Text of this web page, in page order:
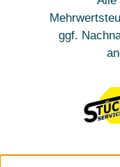
ggf.